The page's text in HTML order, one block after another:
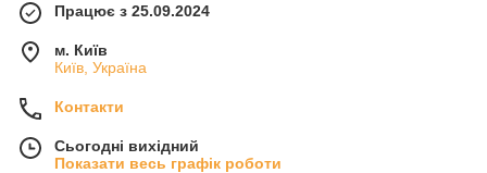
Працює з 25.09.2024
м. Київ
Київ, Україна
Контакти
Сьогодні вихідний
Показати весь графік роботи